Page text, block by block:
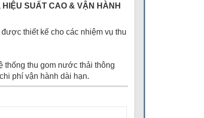
SUẤT CAO & VẬN HÀNH
thiết kế cho các nhiệm vụ thu
thống thu gom nước thải thông
phí vận hành dài hạn.